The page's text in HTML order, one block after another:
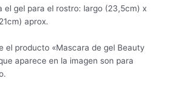
el gel para el rostro: largo (23,5cm) x
aprox.
el producto «Mascara de gel Beauty
aparece en la imagen son para